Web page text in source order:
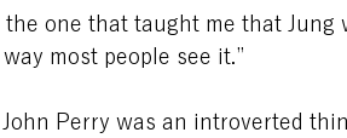
the one that taught me that
most people see it.”
John Perry was an introverted